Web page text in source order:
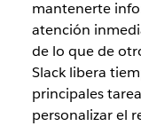
mantenerte
atención
de lo que de
Slack libera
principales
personalizar el